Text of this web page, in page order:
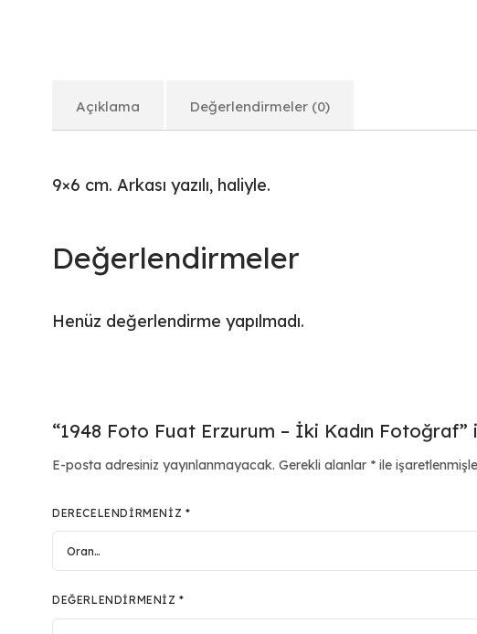
Açıklama Değerlendirmeler (0)
9×6 cm. Arkası yazılı, haliyle.
Değerlendirmeler
Henüz değerlendirme yapılmadı.
“1948 Foto Fuat Erzurum – İki Kadın
E-posta adresiniz yayınlanmayacak. Gerekli alanlar * ile
DERECELENDIRMENIZ *
DEĞERLENDIRMENIZ*